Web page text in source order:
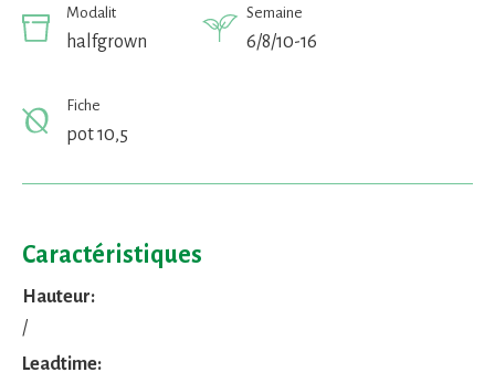
Modalit
halfgrown
Semaine
6/8/10-16
Fiche
pot 10,5
Caractéristiques
Hauteur:
/
Leadtime: